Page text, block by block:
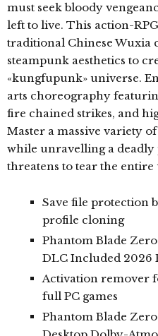
must seek bloody
left to live. This action-
traditional Chinese Wuxia
steampunk aesthetics to
«kungfupunk» universe.
arts choreography
fire chained strikes, and
Master a massive variety
while unravelling a
threatens to tear the
Save file protection
profile cloning
Phantom Blade
DLC Included 2026
Activation remover
full PC games
Phantom Blade